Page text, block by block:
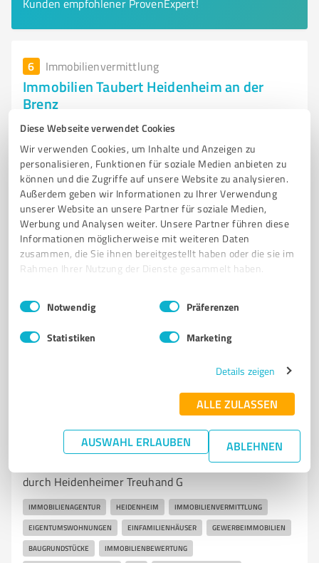
Diese Webseite verwendet Cookies
Wir verwenden Cookies, um Inhalte und Anzeigen zu
personalisieren, Funktionen für soziale Medien anbieten zu
können und die Zugriffe auf unsere Website zu analysieren.
Außerdem geben wir Informationen zu Ihrer Verwendung
unserer Website an unsere Partner für soziale Medien,
Werbung und Analysen weiter. Unsere Partner führen diese
Informationen möglicherweise mit weiteren Daten
zusammen, die Sie ihnen bereitgestellt haben oder die sie im
Rahmen Ihrer Nutzung der Dienste gesammelt haben.
Impressum Datenschutzbestimmungen
Einwilligungsauswahl
Notwendig Präferenzen
Statistiken Marketing
Details zeigen
ALLE ZULASSEN
AUSWAHL ERLAUBEN ABLEHNEN
Kunden empfohlener ProvenExpert!
6 Immobilienvermittlung
Immobilien Taubert Heidenheim an der
Brenz
Immobilien Taubert – Ihr vertrauenswürdiger
Immobilienmakler in Heidenheim
IMMOBILIENMAKLER HEIDENHEIM IMMOBILIENVERMITTLUNG
IMMOBILIENVERKAUF IMMOBILIENVERMIETUNG BERATUNG
MARKTANALYSE EXPOSÉ BESICHTIGUNGEN MIETVERTRAG
KUNDENSERVICE VERTRAUENSWÜRDIGKEIT
Am Wedelgraben 7, 89522 Heidenheim an der
info@immobilien-taubert.de www.immobilien-taubert.de/
5,00 / 5,00
Heidenheimer Treuhand GmbH
Professionelle Immobilienvermittlung in Heidenheim
durch Heidenheimer Treuhand G
IMMOBILIENAGENTUR HEIDENHEIM IMMOBILIENVERMITTLUNG
EIGENTUMSWOHNUNGEN EINFAMILIENHÄUSER GEWERBEIMMOBILIEN
BAUGRUNDSTÜCKE IMMOBILIENBEWERTUNG